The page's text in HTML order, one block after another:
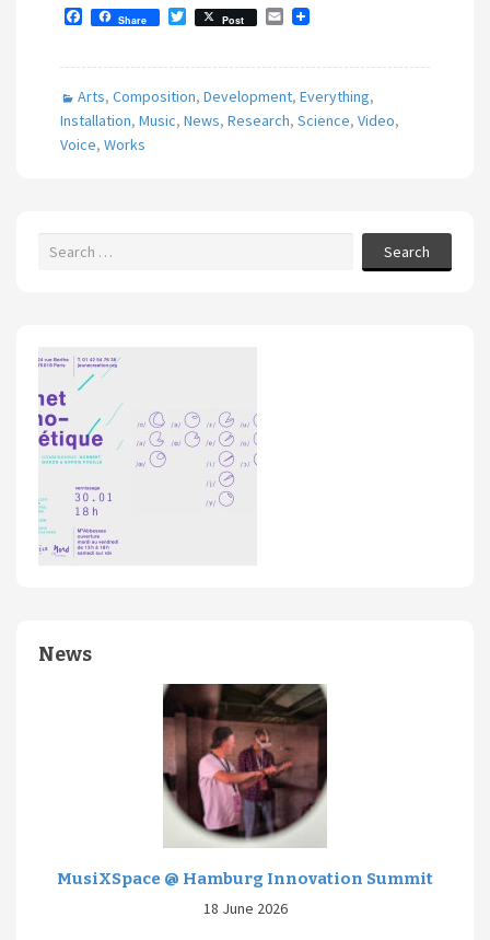
e
o
o
k
Share
T
w
t
e
r
Post
E
i
Arts, Composition, Development, Everything,
Installation, Music, News, Research, Science, Video,
Voice, Works
Search
News
MusiXSpace @ Hamburg Innovation Summit
18 June 2026